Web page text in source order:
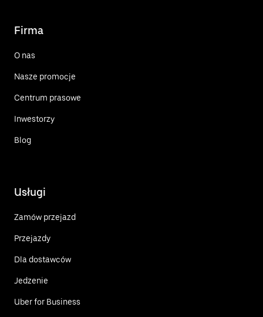
Firma
O nas
Nasze promocje
Centrum prasowe
Inwestorzy
Blog
Usługi
Zamów przejazd
Przejazdy
Dla dostawców
Jedzenie
Uber for Business